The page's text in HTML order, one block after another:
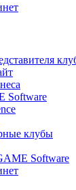
Software
клубы
Software